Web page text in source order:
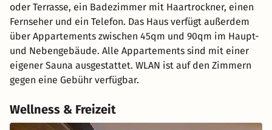
oder Terrasse, ein Badezimmer mit Haartrockner, einen
Fernseher und ein Telefon. Das Haus verfügt außerdem
über Appartements zwischen 45qm und 90qm im Haupt-
und Nebengebäude. Alle Appartements sind mit einer
eigener Sauna ausgestattet. WLAN ist auf den Zimmern
gegen eine Gebühr verfügbar.
Wellness & Freizeit